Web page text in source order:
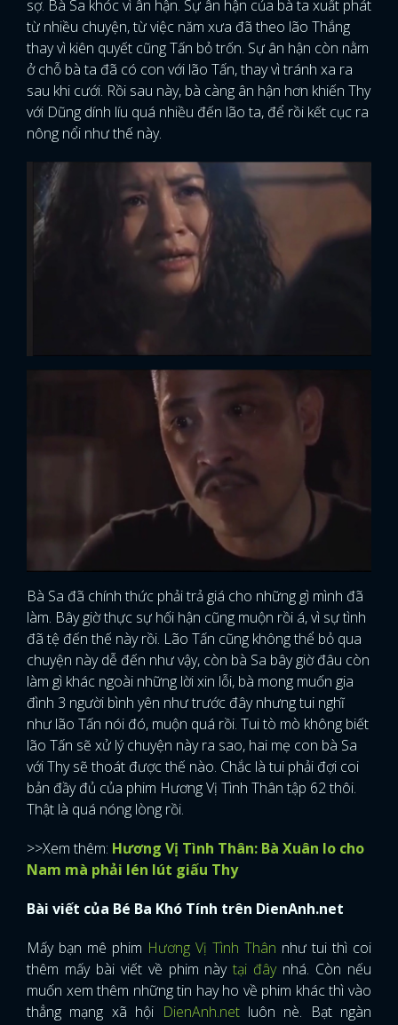
x
ĐĂNG NHẬP
sợ. Bà Sa khóc vì ân hận. Sự ân hận của bà ta xuất phát
từ nhiều chuyện, từ việc năm xưa đã theo lão Thắng
thay vì kiên quyết cũng Tấn bỏ trốn. Sự ân hận còn nằm
ở chỗ bà ta đã có con với lão Tấn, thay vì tránh xa ra
sau khi cưới. Rồi sau này, bà càng ân hận hơn khiến Thy
với Dũng dính líu quá nhiều đến lão ta, để rồi kết cục ra
nông nổi như thế này.
Bà Sa đã chính thức phải trả giá cho những gì mình đã
làm. Bây giờ thực sự hối hận cũng muộn rồi á, vì sự tình
đã tệ đến thế này rồi. Lão Tấn cũng không thể bỏ qua
chuyện này dễ đến như vậy, còn bà Sa bây giờ đâu còn
làm gì khác ngoài những lời xin lỗi, bà mong muốn gia
đình 3 người bình yên như trước đây nhưng tui nghĩ
như lão Tấn nói đó, muộn quá rồi. Tui tò mò không biết
lão Tấn sẽ xử lý chuyện này ra sao, hai mẹ con bà Sa
với Thy sẽ thoát được thế nào. Chắc là tui phải đợi coi
bản đầy đủ của phim Hương Vị Tình Thân tập 62 thôi.
Thật là quá nóng lòng rồi.
>>Xem thêm: Hương Vị Tình Thân: Bà Xuân lo cho
Nam mà phải lén lút giấu Thy
Bài viết của Bé Ba Khó Tính trên DienAnh.net
Mấy bạn mê phim Hương Vị Tình Thân như tui thì coi
thêm mấy bài viết về phim nàytại đâynhá. Còn nếu
muốn xem thêm những tin hay ho về phim khác thì vào
thẳng mạng xã hội DienAnh.netluôn nè. Bạt ngàn